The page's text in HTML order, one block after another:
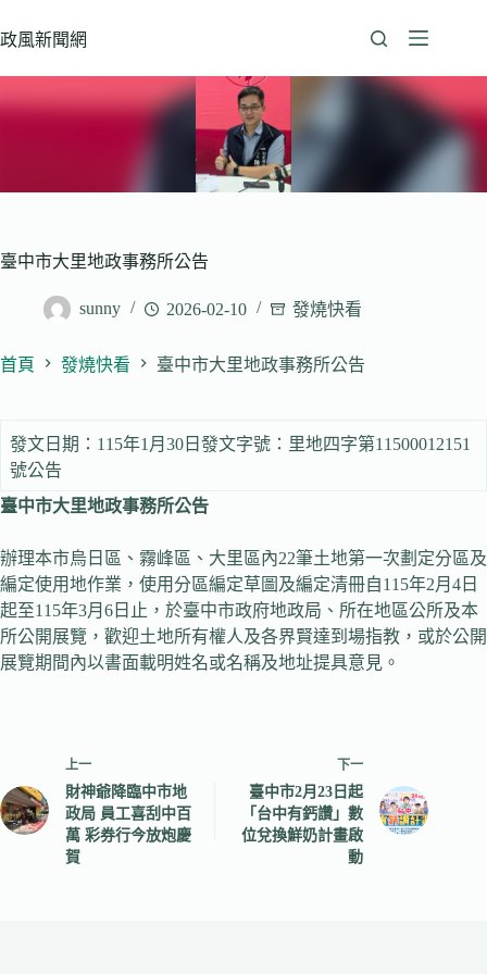
至
政風新聞網
臺中市大里地政事務所公告
sunny 2026-02-10 發燒快看
首頁 發燒快看 臺中市大里地政事務所公告
發文日期：115年1月30日發文字號：里地四字第11500012151
號公告
臺中市大里地政事務所公告
辦理本市烏日區、霧峰區、大里區內22筆土地第一次劃定分區及
編定使用地作業，使用分區編定草圖及編定清冊自115年2月4日
起至115年3月6日止，於臺中市政府地政局、所在地區公所及本
所公開展覽，歡迎土地所有權人及各界賢達到場指教，或於公開
展覽期間內以書面載明姓名或名稱及地址提具意見。
上一
財神爺降臨中市地
政局 員工喜刮中百
萬 彩券行今放炮慶
賀
下一
臺中市2月23日起
「台中有鈣讚」數
位兌換鮮奶計畫啟
動